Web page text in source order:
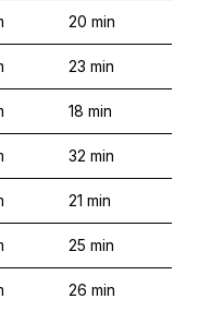
20 min
23 min
18 min
32 min
21 min
25 min
26 min